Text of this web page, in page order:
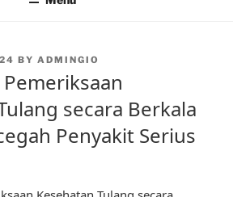
BY ADMINGIO
secara Berkala
Penyakit Serius